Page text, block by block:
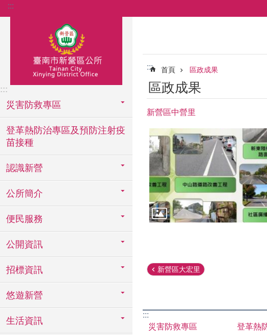
跳到主要內容區塊
:::
:::
災害防救專區
登革熱防治專區及預防注射疫
苗接種
認識新營
公所簡介
便民服務
公開資訊
招標資訊
悠遊新營
生活資訊
::: 首頁 區政成果
區政成果
新營區中營里
新營區大宏里
:::
災害防救專區
登革熱